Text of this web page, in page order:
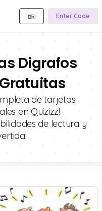
Enter Code
Digrafos
de tarjetas
en Quizizz!
de lectura y